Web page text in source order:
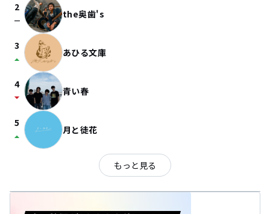
2
check_indeterminate_small the奥歯's
3
arrow_drop_up あひる文庫
4
arrow_drop_down 青い春
5
arrow_drop_up 月と徒花
もっと見る